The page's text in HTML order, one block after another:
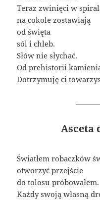
Teraz zwinięci w
na cokole zostawiają
od święta
sól i chleb.
Słów nie słychać.
Od prehistorii
Dotrzymuję ci
Asceta
Światłem robaczków
otworzyć przejście
do tolosu próbowałem.
Każdy swoją własną